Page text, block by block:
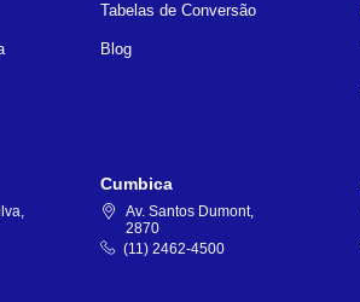
Tabelas de Conversão
Blog
Cumbica
Av. Santos Dumont,
2870
(11) 2462-4500